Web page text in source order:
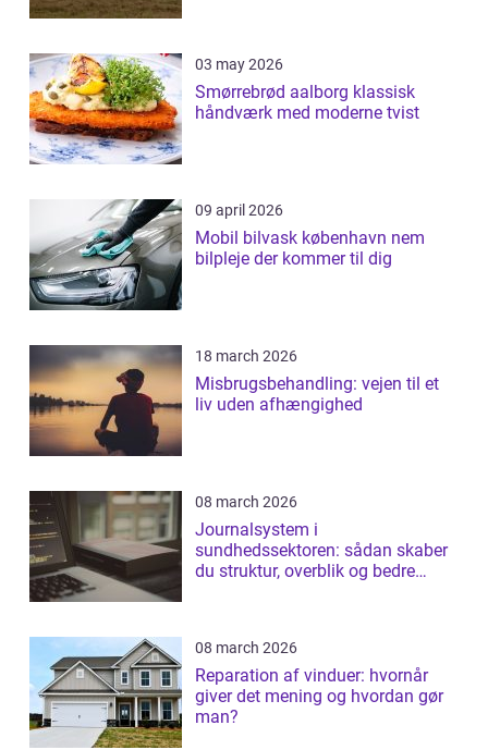
03 may 2026
Smørrebrød aalborg klassisk
håndværk med moderne tvist
09 april 2026
Mobil bilvask københavn nem
bilpleje der kommer til dig
18 march 2026
Misbrugsbehandling: vejen til et
liv uden afhængighed
08 march 2026
Journalsystem i
sundhedssektoren: sådan skaber
du struktur, overblik og bedre
08 march 2026
Reparation af vinduer: hvornår
giver det mening og hvordan gør
man?